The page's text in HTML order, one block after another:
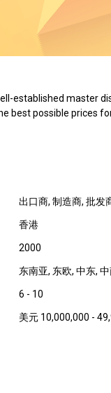
established master
best possible prices for
出口商, 制造商, 批发
香港
2000
东南亚, 东欧, 中东,
6 - 10
美元 10,000,000 -